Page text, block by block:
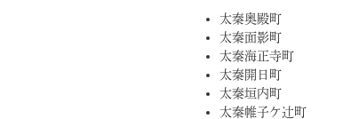
太秦奥殿町
太秦面影町
太秦海正寺町
太秦開日町
太秦垣内町
太秦帷子ケ辻町